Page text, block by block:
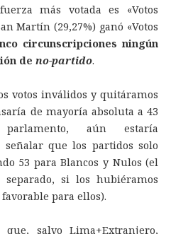
más votada es «Votos
Martín (29,27%) ganó «Votos
circunscripciones ningún
de no-partido.
votos inválidos y quitáramos
de mayoría absoluta a 43
aún estaría
señalar que los partidos solo
53 para Blancos y Nulos (el
si los hubiéramos
para ellos).
salvo Lima+Extranjero,